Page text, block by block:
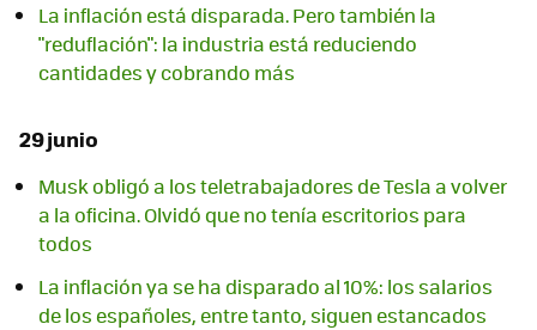
La inflación está disparada. Pero también la
"reduflación": la industria está reduciendo
cantidades y cobrando más
29 junio
Musk obligó a los teletrabajadores de Tesla a volver
a la oficina. Olvidó que no tenía escritorios para
todos
La inflación ya se ha disparado al 10%: los salarios
de los españoles, entre tanto, siguen estancados